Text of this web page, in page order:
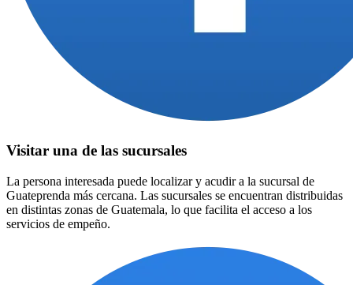
Visitar una de las sucursales
La persona interesada puede localizar y acudir a la sucursal de
Guateprenda más cercana. Las sucursales se encuentran distribuidas
en distintas zonas de Guatemala, lo que facilita el acceso a los
servicios de empeño.